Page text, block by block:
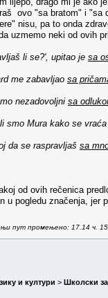
ovo "sa bratom" i "sa
nisu, pa to onda
uzmemo neki od ovih
li se?', upitao je sa
me zabavljao sa
nezadovoljni sa
smo Mura kako se vraća
da se raspravljaš sa
od ovih rečenica
u pogledu značenja, jer
пут промењено: 17.14 ч.
и култури > Школски